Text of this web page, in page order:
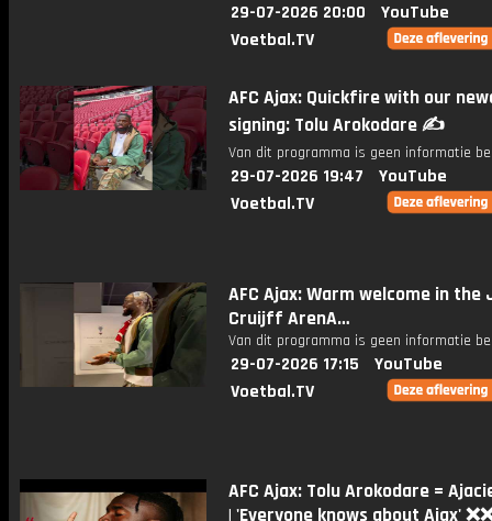
29-07-2026 20:00
YouTube
Voetbal.TV
AFC Ajax: Quickfire with our
signing: Tolu Arokodare ✍️
Van dit programma is geen informatie
29-07-2026 19:47
YouTube
Voetbal.TV
AFC Ajax: Warm welcome in the
Cruijff ArenA…
Van dit programma is geen informatie
29-07-2026 17:15
YouTube
Voetbal.TV
AFC Ajax: Tolu Arokodare =
| 'Everyone knows about Ajax'